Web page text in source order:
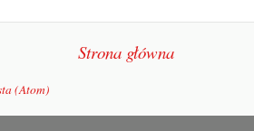
Strona główna
(Atom)